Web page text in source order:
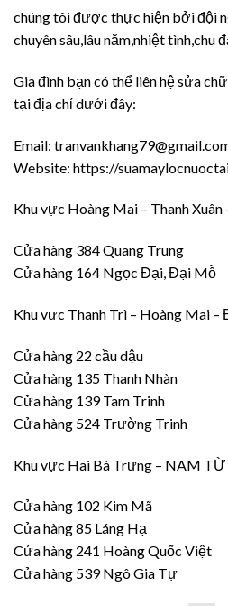
chúng tôi được thực hiện bởi đội
chuyên sâu,lâu năm,nhiệt tình,chu
Gia đình bạn có thể liên hệ sửa
tại địa chỉ dưới đây:
Email:
Website: https://
Khu vực Hoàng Mai – Thanh Xuân
Cửa hàng 384 Quang Trung
Cửa hàng 164 Ngọc Đại, Đại Mỗ
Khu vực Thanh Trì – Hoàng Mai –
Cửa hàng 22 cầu dậu
Cửa hàng 135 Thanh Nhàn
Cửa hàng 139 Tam Trinh
Cửa hàng 524 Trường Trinh
Khu vực Hai Bà Trưng – NAM
Cửa hàng 102 Kim Mã
Cửa hàng 85 Láng Hạ
Cửa hàng 241 Hoàng Quốc Việt
Cửa hàng 539 Ngô Gia Tự